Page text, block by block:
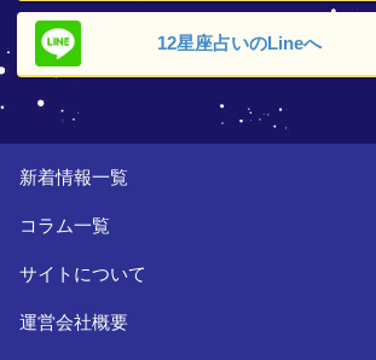
12星座占いのLineへ
新着情報一覧
コラム一覧
サイトについて
運営会社概要